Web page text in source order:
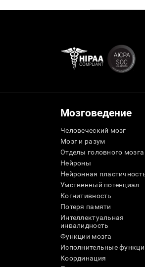
Мозговедение
Человеческий мозг
Мозг и разум
Отделы головного мозга
Нейроны
Нейронная
Умственный потенциал
Когнитивность
Потеря памяти
Интеллектуальная
инвалидность
Функции мозга
Исполнительные
Координация